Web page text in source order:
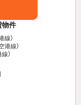
物件
線）
港線）
）